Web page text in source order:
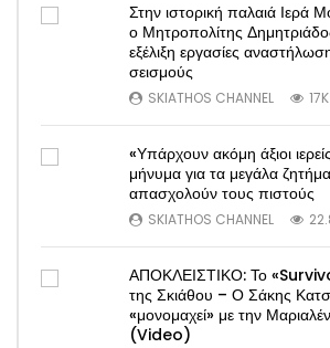
Στην ιστορική παλαιά Ιερά
ο Μητροπολίτης
εξέλιξη εργασίες
σεισμούς
SKIATHOS CHANNEL 17K
«Υπάρχουν ακόμη άξιοι
μήνυμα για τα μεγάλα
απασχολούν τους πιστούς
SKIATHOS CHANNEL
ΑΠΟΚΛΕΙΣΤΙΚΟ: Το
της Σκιάθου – Ο Σάκης
«μονομαχεί» με την
(Video)